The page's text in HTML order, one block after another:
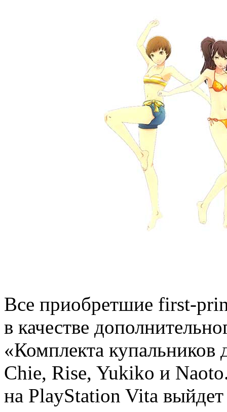
Все приобретшие first-
в качестве
«Комплекта
Chie, Rise, Yukiko и
на PlayStation Vita